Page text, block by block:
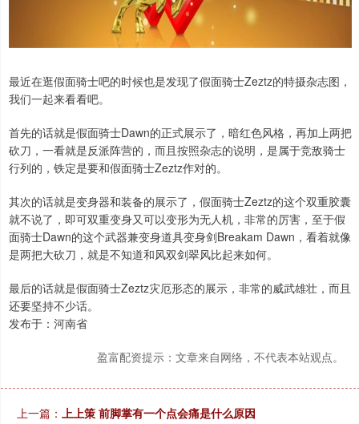
最近在逛假面骑士吧的时候也是发现了假面骑士Zeztz的特摄杂志图，
我们一起来看看吧。
首先的话就是假面骑士Dawn的正式展示了，暗红色风格，再加上两把
砍刀，一看就是反派阵营的，而且按照杂志的说明，是属于竞敌骑士
行列的，铁定是要和假面骑士Zeztz作对的。
其次的话就是变身器和装备的展示了，假面骑士Zeztz的这个双重胶囊
就不说了，即可双重变身又可以变形为无人机，非常的厉害，至于假
面骑士Dawn的这个武器兼变身道具变身剑Breakam Dawn，看着就像
是两把大砍刀，就是不知道和风双剑翠风比起来如何。
最后的话就是假面骑士Zeztz灾厄形态的展示，非常的威武雄壮，而且
还要坚持不少话。
发布于：河南省
盈富配资提示：文章来自网络，不代表本站观点。
上一篇： 上上策 前脚掌有一个点会痛是什么原因